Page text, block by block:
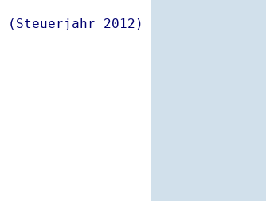
(Steuerjahr 2012)